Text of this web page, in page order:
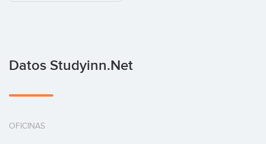
Datos Studyinn.net
OFICINAS